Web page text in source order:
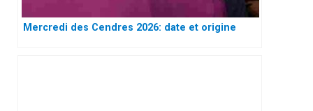
Mercredi des Cendres 2026: date et origine